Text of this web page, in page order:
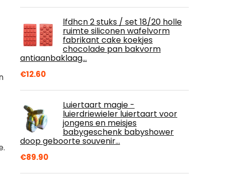
lfdhcn 2 stuks / set 18/20 holle
ruimte siliconen wafelvorm
fabrikant cake koekjes
chocolade pan bakvorm
antiaanbaklaag…
€12.60
Luiertaart magie -
luierdriewieler luiertaart voor
jongens en meisjes
babygeschenk babyshower
doop geboorte souvenir…
€89.90